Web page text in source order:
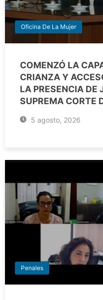
Oficina De La Mujer
COMENZÓ LA
CRIANZA Y
LA PRESENCIA DE
SUPREMA CORTE
5 agosto, 2026
Penales